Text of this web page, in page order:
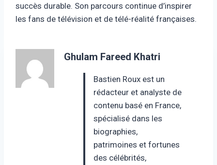
succès durable. Son parcours continue d’inspirer
les fans de télévision et de télé-réalité françaises.
Ghulam Fareed Khatri
Bastien Roux est un
rédacteur et analyste de
contenu basé en France,
spécialisé dans les
biographies,
patrimoines et fortunes
des célébrités,